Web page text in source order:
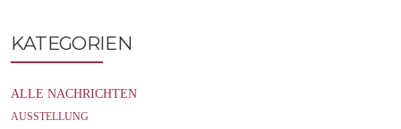
KATEGORIEN
ALLE NACHRICHTEN
AUSSTELLUNG